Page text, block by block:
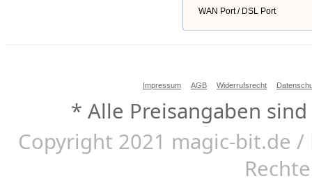
WAN Port / DSL Port
Impressum AGB Widerrufsrecht
* Alle Preisangaben
Copyright 2021 magic-bit.de /